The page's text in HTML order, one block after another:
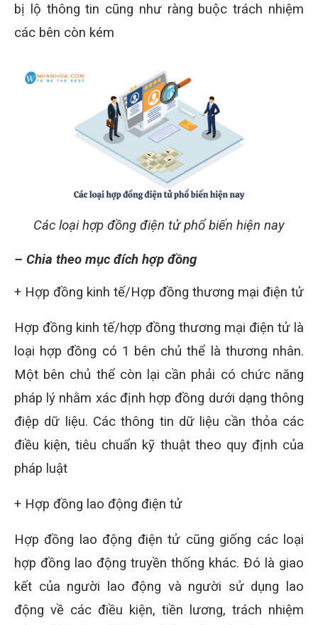
bị lộ thông tin cũng như ràng buộc trách nhiệm
các bên còn kém
Các loại hợp đồng điện tử phổ biến hiện nay
– Chia theo mục đích hợp đồng
+ Hợp đồng kinh tế/Hợp đồng thương mại điện tử
Hợp đồng kinh tế/hợp đồng thương mại điện tử là
loại hợp đồng có 1 bên chủ thể là thương nhân.
Một bên chủ thể còn lại cần phải có chức năng
pháp lý nhằm xác định hợp đồng dưới dạng thông
điệp dữ liệu. Các thông tin dữ liệu cần thỏa các
điều kiện, tiêu chuẩn kỹ thuật theo quy định của
pháp luật
+ Hợp đồng lao động điện tử
Hợp đồng lao động điện tử cũng giống các loại
hợp đồng lao động truyền thống khác. Đó là giao
kết của người lao động và người sử dụng lao
động về các điều kiện, tiền lương, trách nhiệm